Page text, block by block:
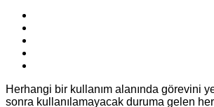
Herhangi bir kullanım alanında görevini
sonra kullanılamayacak duruma gelen